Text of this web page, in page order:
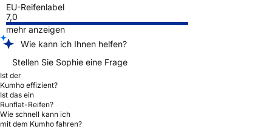
EU-Reifenlabel
7,0
mehr anzeigen
Wie kann ich Ihnen helfen?
Stellen Sie Sophie eine Frage
Ist der
Kumho effizient?
Ist das ein
Runflat-Reifen?
Wie schnell kann ich
mit dem Kumho fahren?